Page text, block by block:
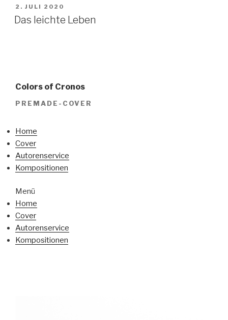
VERÖFFENTLICHT
AM
2. JULI 2020
Das leichte Leben
Colors of Cronos
PREMADE-COVER
Home
Cover
Autorenservice
Kompositionen
Menü
Home
Cover
Autorenservice
Kompositionen